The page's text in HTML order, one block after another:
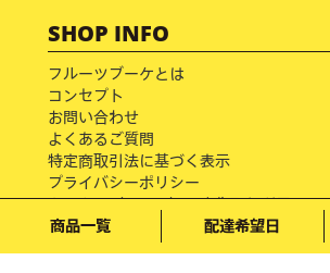
SHOP INFO
フルーツブーケとは
コンセプト
お問い合わせ
よくあるご質問
特定商取引法に基づく表示
プライバシーポリシー
クッキー（cookie）の広告配信利用につ
Copyright © フルーツブーケ専門店 All
商品一覧 配達希望日